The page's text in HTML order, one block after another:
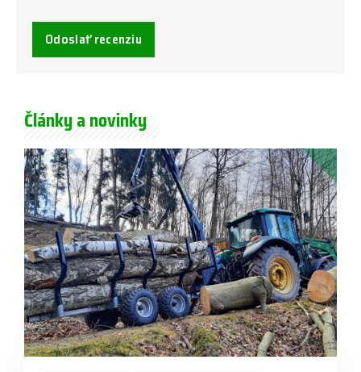
Odoslať recenziu
Články a novinky